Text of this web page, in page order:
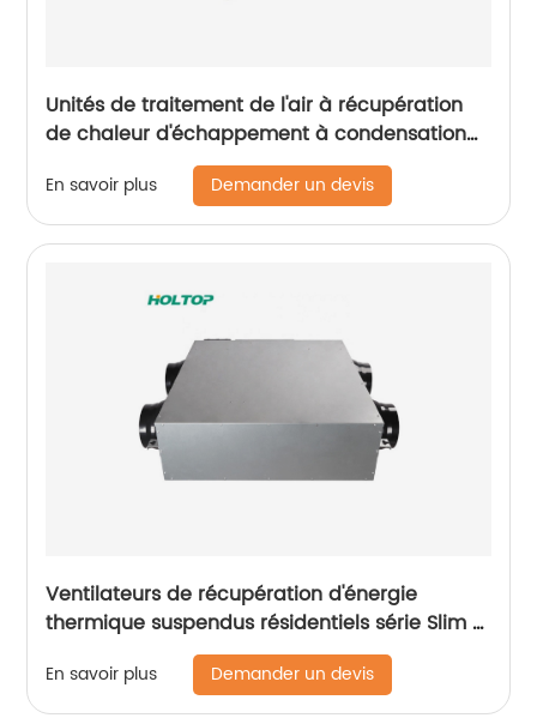
Unités de traitement de l'air à récupération
de chaleur d'échappement à condensation
En savoir plus Demander un devis
Ventilateurs de récupération d'énergie
thermique suspendus résidentiels série Slim à
moteur CC (VRE 150 ~ 350 m3/h)
En savoir plus Demander un devis